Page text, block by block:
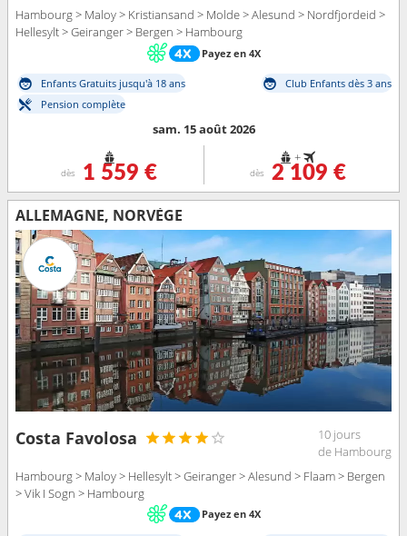
Hambourg > Maloy > Kristiansand > Molde > Alesund > Nordfjordeid >
Hellesylt > Geiranger > Bergen > Hambourg
Payez en 4X
Enfants Gratuits jusqu'à 18 ans
Club Enfants dès 3 ans
Pension complète
sam. 15 août 2026
dès 1 559 €
+
dès 2 109 €
ALLEMAGNE, NORVÈGE
Costa Favolosa
10 jours
de Hambourg
Hambourg > Maloy > Hellesylt > Geiranger > Alesund > Flaam > Bergen
> Vik I Sogn > Hambourg
Payez en 4X